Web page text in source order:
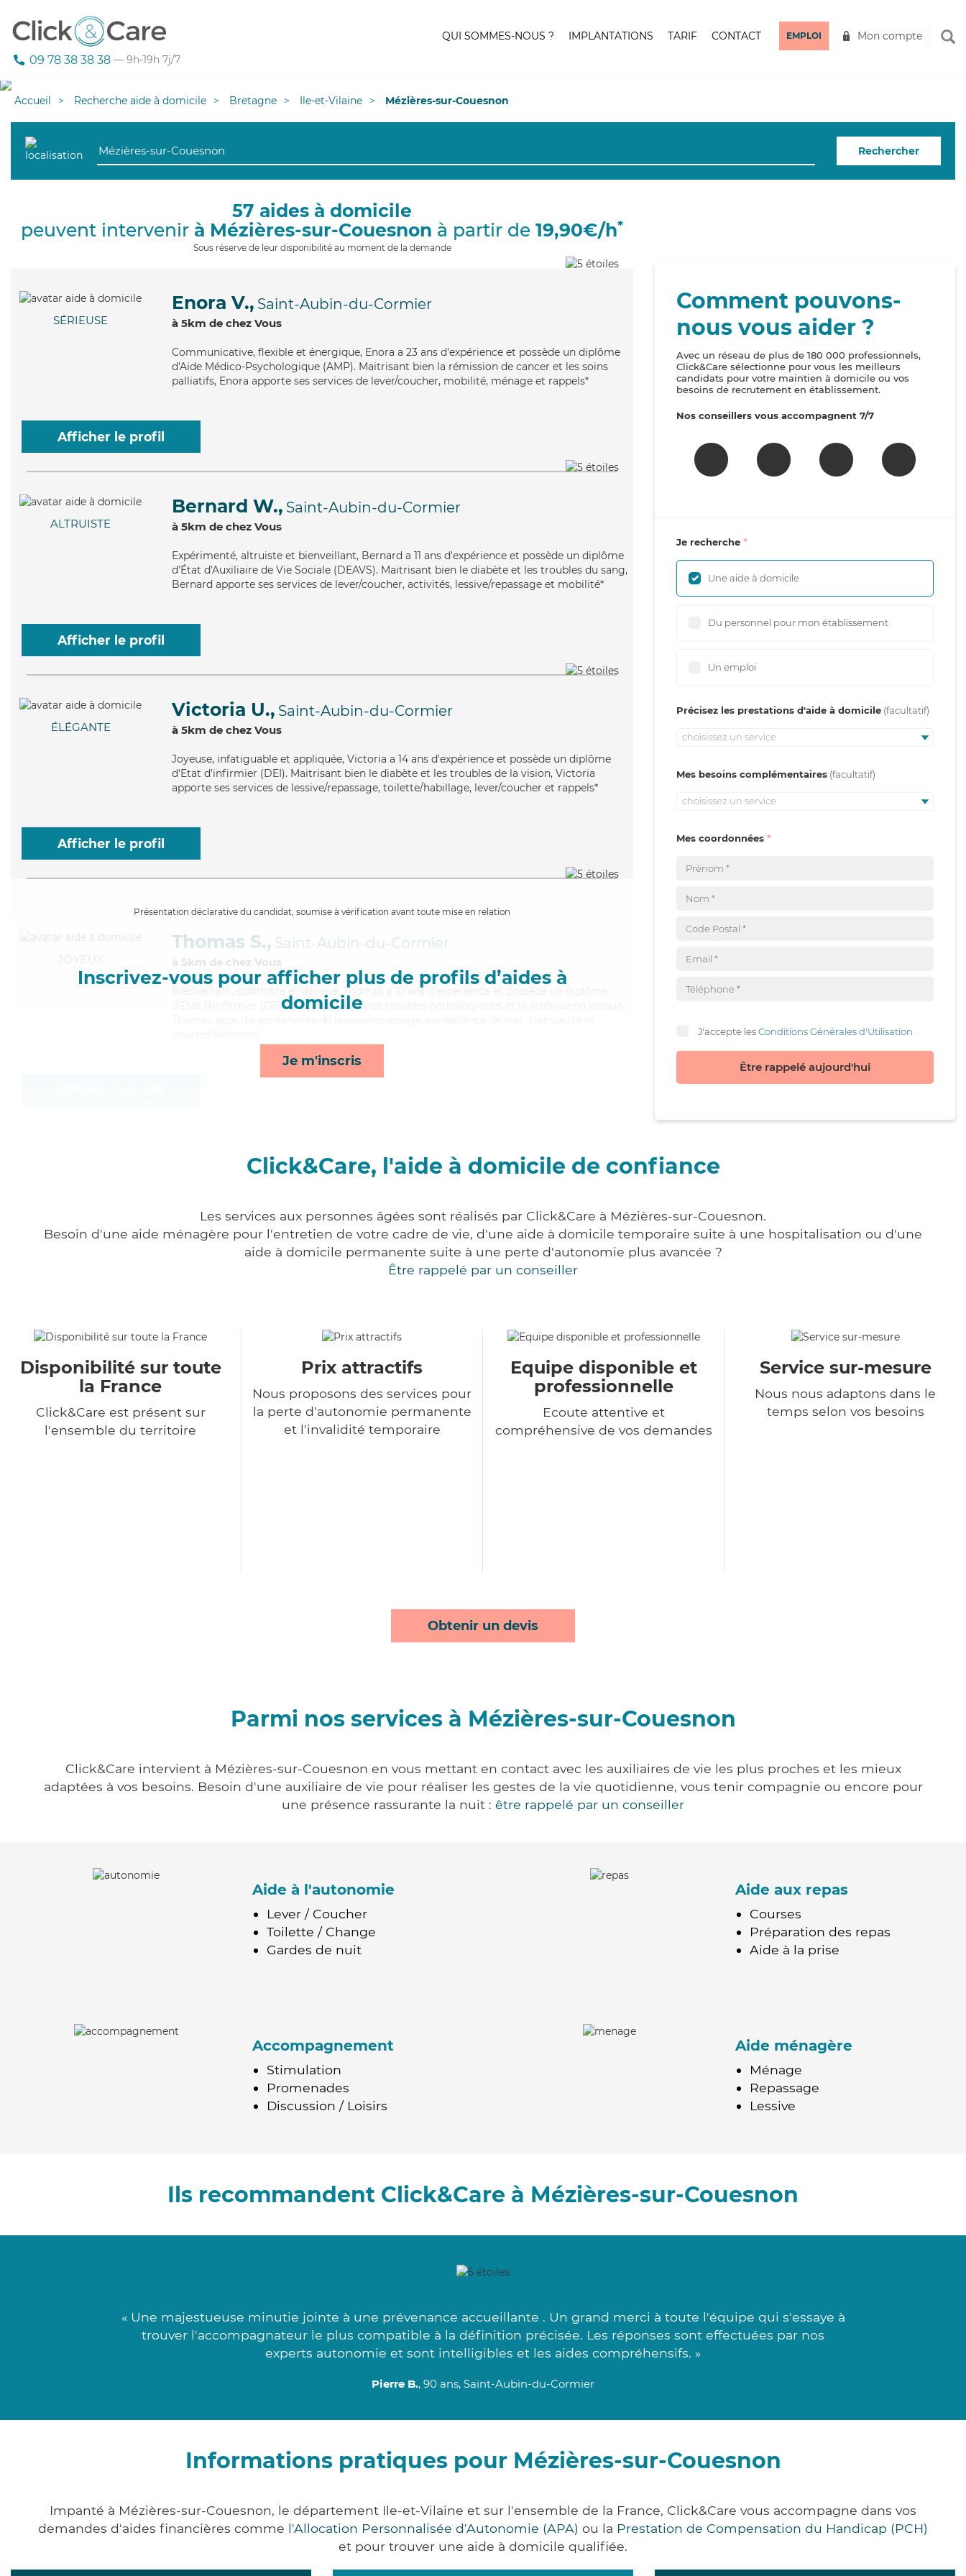
09 78 38 38 38 — 9h-19h 7j/7
QUI SOMMES-NOUS ? IMPLANTATIONS TARIF CONTACT EMPLOI Mon compte
Accueil Recherche aide à domicile Bretagne Ile-et-Vilaine Mézières-sur-Couesnon
Rechercher
57 aides à domicile
peuvent intervenir à Mézières-sur-Couesnon à partir de 19,90€/h*
Sous réserve de leur disponibilité au moment de la demande
SÉRIEUSE
Enora V., Saint-Aubin-du-Cormier
à 5km de chez Vous
Communicative, flexible et énergique, Enora a 23 ans d'expérience et possède un diplôme
d'Aide Médico-Psychologique (AMP). Maitrisant bien la rémission de cancer et les soins
palliatifs, Enora apporte ses services de lever/coucher, mobilité, ménage et rappels*
Afficher le profil
ALTRUISTE
Bernard W., Saint-Aubin-du-Cormier
à 5km de chez Vous
Expérimenté, altruiste et bienveillant, Bernard a 11 ans d'expérience et possède un diplôme
d'État d'Auxiliaire de Vie Sociale (DEAVS). Maitrisant bien le diabète et les troubles du sang,
Bernard apporte ses services de lever/coucher, activités, lessive/repassage et mobilité*
Afficher le profil
ÉLÉGANTE
Victoria U., Saint-Aubin-du-Cormier
à 5km de chez Vous
Joyeuse, infatiguable et appliquée, Victoria a 14 ans d'expérience et possède un diplôme
d'Etat d'infirmier (DEI). Maitrisant bien le diabète et les troubles de la vision, Victoria
apporte ses services de lessive/repassage, toilette/habillage, lever/coucher et rappels*
Afficher le profil
Présentation déclarative du candidat, soumise à vérification avant toute mise en relation
Inscrivez-vous pour afficher plus de profils d’aides à
domicile
Je m'inscris
JOYEUX
Thomas S., Saint-Aubin-du-Cormier
à 5km de chez Vous
Bienveillant
, optimiste et dévoué, Thomas a 10 ans d'expérience et possède un diplôme
d'Etat d'infirmier (DEI). Maitrisant bien les troubles neurologiques et la sclérose en plaque,
Comment pouvons-
nous vous aider ?
Avec un réseau de plus de 180 000 professionnels,
Click&Care sélectionne pour vous les meilleurs
candidats pour votre maintien à domicile ou vos
besoins de recrutement en établissement.
Nos conseillers vous accompagnent 7/7
Je recherche
Une aide à domicile
Du personnel pour mon établissement
Un emploi
Précisez les prestations d'aide à domicile
choisissez un service
Mes besoins complémentaires
choisissez un service
Mes coordonnées
J'accepte lesConditions Générales d'Utilisation
Être rappelé aujourd'hui
Click&Care, l'aide à domicile de confiance
Les services aux personnes âgées sont réalisés par Click&Care à Mézières-sur-Couesnon.
Besoin d'une aide ménagère pour l'entretien de votre cadre de vie, d'une aide à domicile temporaire suite à une hospitalisation ou d'une
aide à domicile permanente suite à une perte d'autonomie plus avancée ?
Être rappelé par un conseiller
Disponibilité sur toute
la France
Click&Care est présent sur
l'ensemble du territoire
Prix attractifs
Nous proposons des services pour
la perte d'autonomie permanente
et l'invalidité temporaire
Equipe disponible et
professionnelle
Ecoute attentive et
compréhensive de vos demandes
Service sur-mesure
Nous nous adaptons dans le
temps selon vos besoins
Obtenir un devis
Parmi nos services à Mézières-sur-Couesnon
Click&Care intervient à Mézières-sur-Couesnon en vous mettant en contact avec les auxiliaires de vie les plus proches et les mieux
adaptées à vos besoins. Besoin d'une auxiliaire de vie pour réaliser les gestes de la vie quotidienne, vous tenir compagnie ou encore pour
une présence rassurante la nuit : être rappelé par un conseiller
Aide à l'autonomie
Lever / Coucher
Toilette / Change
Gardes de nuit
Aide aux repas
Courses
Préparation des repas
Aide à la prise
Accompagnement
Stimulation
Promenades
Discussion / Loisirs
Aide ménagère
Ménage
Repassage
Lessive
Ils recommandent Click&Care à Mézières-sur-Couesnon
« Une majestueuse minutie jointe à une prévenance accueillante . Un grand merci à toute l'équipe qui s'essaye à
trouver l'accompagnateur le plus compatible à la définition précisée. Les réponses sont effectuées par nos
experts autonomie et sont intelligibles et les aides compréhensifs. »
Pierre B., 90 ans, Saint-Aubin-du-Cormier
Informations pratiques pour Mézières-sur-Couesnon
Impanté à Mézières-sur-Couesnon, le département Ile-et-Vilaine et sur l'ensemble de la France, Click&Care vous accompagne dans vos
demandes d'aides financières comme l'Allocation Personnalisée d'Autonomie (APA) ou la Prestation de Compensation du Handicap (PCH)
et pour trouver une aide à domicile qualifiée.